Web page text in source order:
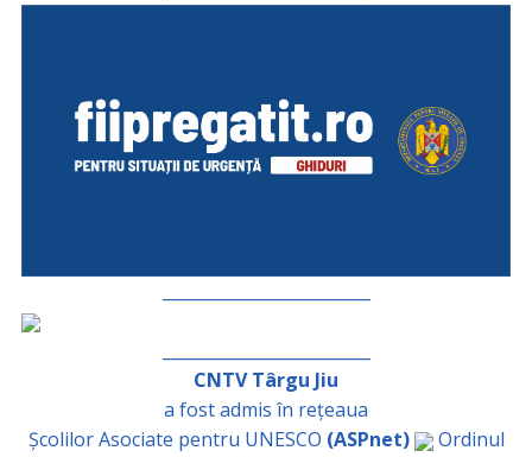
CNTV Târgu Jiu
a fost admis în rețeaua
Școlilor Asociate pentru UNESCO (ASPnet)
Ordinul